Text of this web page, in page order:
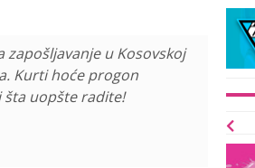
u Kosovskoj
Kurti hoće progon
šta uopšte radite!